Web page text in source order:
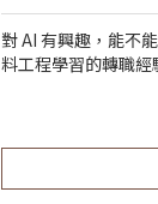
對 AI 有興趣，能不
料工程學習的轉職經